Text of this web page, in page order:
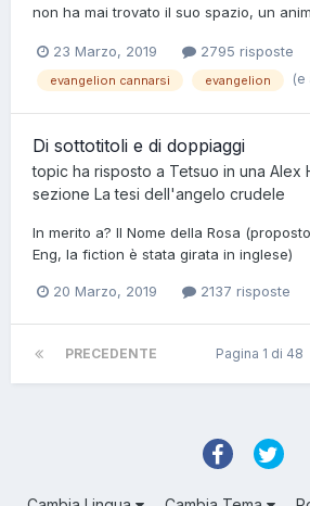
non ha mai trovato il suo spazio, un
23 Marzo, 2019 2795 risposte
evangelion cannarsi evangelion (e
Di sottotitoli e di doppiaggi
topic ha risposto a Tetsuo in una Alex
sezione La tesi dell'angelo crudele
In merito a? Il Nome della Rosa
Eng, la fiction è stata girata in inglese)
20 Marzo, 2019 2137 risposte
PRECEDENTE Pagina 1 di 48